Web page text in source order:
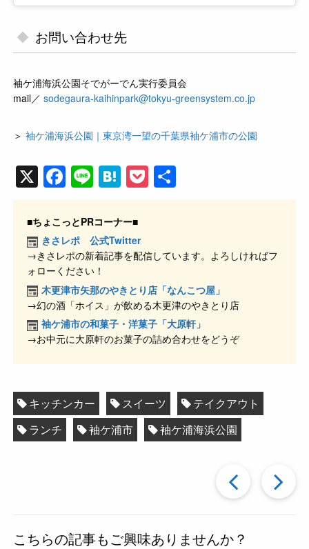
お問い合わせ先
袖ケ浦海浜公園そでがーでん実行委員会
mail／ sodegaura-kaihinpark@tokyu-greensystem.co.jp
＞袖ケ浦海浜公園｜東京湾一望の千葉県袖ケ浦市の公園
X F
a
c
e
b
o
o
k
Li
n
e
H
at
e
n
a
P
o 有
■ちょこっとPRコーナー■
きさレポ 公式Twitter
→きさレポの新着記事を配信しています。よろしければフ
ォローください！
木更津市矢那のやきとり店「なんこつ屋」
→幻の酒「ホイス」が飲める木更津のやきとり店
袖ケ浦市の和菓子・洋菓子「大原軒」
→お中元に大原軒のお菓子の詰め合わせをどうぞ
キッチンカー スイーツ
テイクアウト
ランチ
袖ケ浦市 袖ケ浦海浜公園
過
去
こちらの記事もご興味ありませんか？